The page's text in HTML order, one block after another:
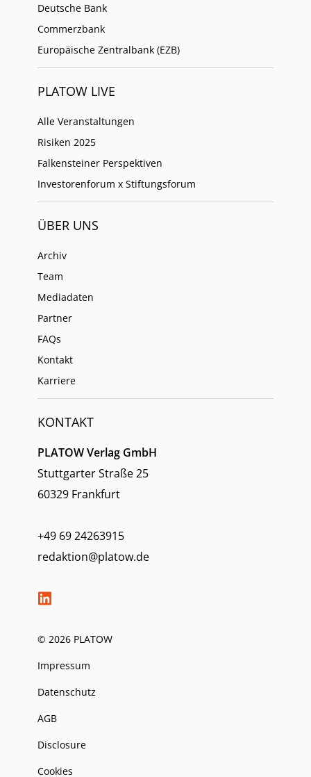
Deutsche Bank
Commerzbank
Europäische Zentralbank (EZB)
PLATOW LIVE
Alle Veranstaltungen
Risiken 2025
Falkensteiner Perspektiven
Investorenforum x Stiftungsforum
ÜBER UNS
Archiv
Team
Mediadaten
Partner
FAQs
Kontakt
Karriere
KONTAKT
PLATOW Verlag GmbH
Stuttgarter Straße 25
60329 Frankfurt
+49 69 24263915
redaktion@platow.de
© 2026 PLATOW
Impressum
Datenschutz
AGB
Disclosure
Cookies